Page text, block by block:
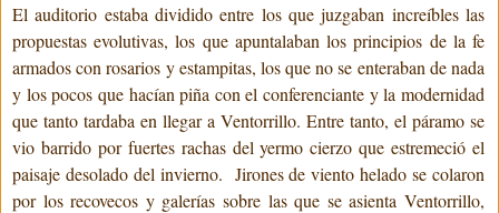
El auditorio estaba dividido entre los que juzgaban increíbles las
propuestas evolutivas, los que apuntalaban los principios de la fe
armados con rosarios y estampitas, los que no se enteraban de nada
y los pocos que hacían piña con el conferenciante y la modernidad
que tanto tardaba en llegar a Ventorrillo. Entre tanto, el páramo se
vio barrido por fuertes rachas del yermo cierzo que estremeció el
paisaje desolado del invierno. Jirones de viento helado se colaron
por los recovecos y galerías sobre las que se asienta Ventorrillo,